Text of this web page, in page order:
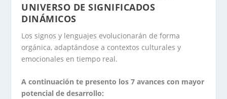
UNIVERSO DE SIGNIFICADOS
DINÁMICOS
Los signos y lenguajes evolucionarán de forma
orgánica, adaptándose a contextos culturales y
emocionales en tiempo real.
A continuación te presento los 7 avances con mayor
potencial de desarrollo: